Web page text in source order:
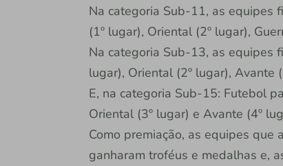
Na categoria Sub-11, as equipes
(1º lugar), Oriental (2º lugar),
Na categoria Sub-13, as equipes
lugar), Oriental (2º lugar), Avante
E, na categoria Sub-15: Futebol
Oriental (3º lugar) e Avante (4º
Como premiação, as equipes que
ganharam troféus e medalhas e,